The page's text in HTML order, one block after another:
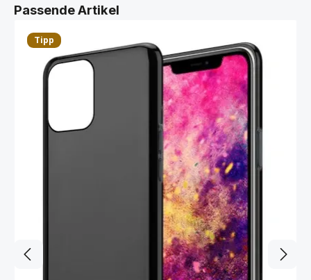
Produktgalerie überspringen
Passende Artikel
Tipp